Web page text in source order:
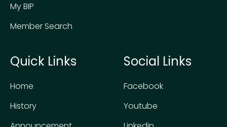
My BIP
Member Search
Quick Links
Home
History
Social Links
Facebook
Youtube